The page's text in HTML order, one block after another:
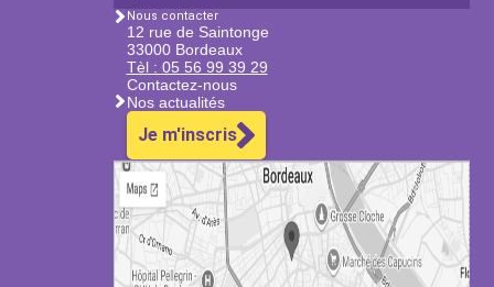
Nous contacter
12 rue de Saintonge
33000 Bordeaux
Tèl : 05 56 99 39 29
Contactez-nous
Nos actualités
Je m'inscris